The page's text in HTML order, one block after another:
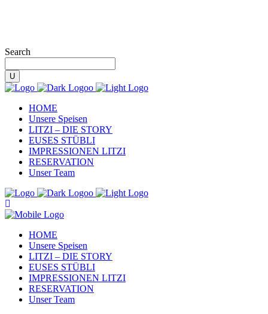
Search
HOME
Unsere Speisen
LITZI – DIE STORY
EUSES STÜBLI
IMPRESSIONEN LITZI
RESERVATION
Unser Team
HOME
Unsere Speisen
LITZI – DIE STORY
EUSES STÜBLI
IMPRESSIONEN LITZI
RESERVATION
Unser Team